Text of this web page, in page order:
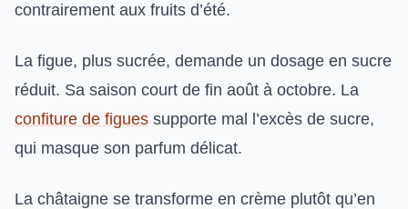
contrairement aux fruits d’été.
La figue, plus sucrée, demande un dosage en sucre
réduit. Sa saison court de fin août à octobre. La
confiture de figues supporte mal l’excès de sucre,
qui masque son parfum délicat.
La châtaigne se transforme en crème plutôt qu’en